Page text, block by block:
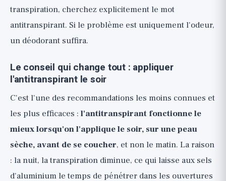
transpiration, cherchez explicitement le mot
antitranspirant. Si le problème est uniquement l'odeur,
un déodorant suffira.
Le conseil qui change tout : appliquer
l'antitranspirant le soir
C'est l'une des recommandations les moins connues et
les plus efficaces : l'antitranspirant fonctionne le
mieux lorsqu'on l'applique le soir, sur une peau
sèche, avant de se coucher, et non le matin. La raison
: la nuit, la transpiration diminue, ce qui laisse aux sels
d'aluminium le temps de pénétrer dans les ouvertures